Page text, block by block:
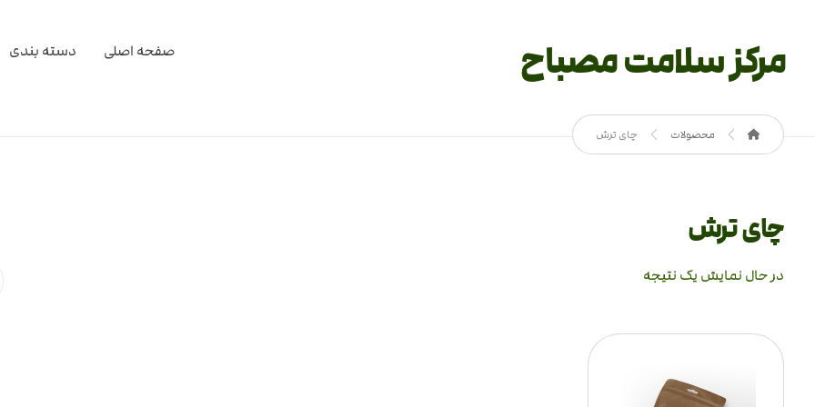
مرکز سلامت مصباح صفحه اصلی دسته بندی
محصولات چای ترش
چای ترش
در حال نمایش یک نتیجه